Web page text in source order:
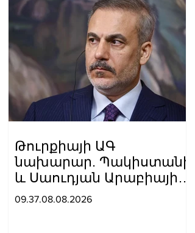
Թուրքիայի ԱԳ
նախարար. Պակիստանի
և Սաուդյան Արաբիայի
հետ պաշտպանական
09.37.08.08.2026